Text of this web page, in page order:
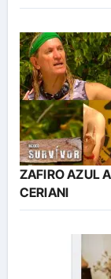
ZAFIRO AZUL
CERIANI